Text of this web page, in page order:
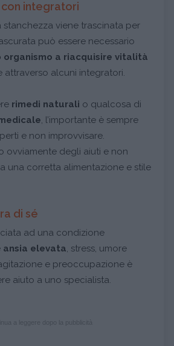
con integratori
stanchezza viene trascinata per
può essere necessario
a riacquisire vitalità
attraverso alcuni integratori.
rimedi naturali o qualcosa di
, l’importante è sempre
e non improvvisare.
ovviamente degli aiuti e non
una corretta alimentazione e stile
di sé
ad una condizione
ansia elevata, stress, umore
e preoccupazione è
aiuto a uno specialista.